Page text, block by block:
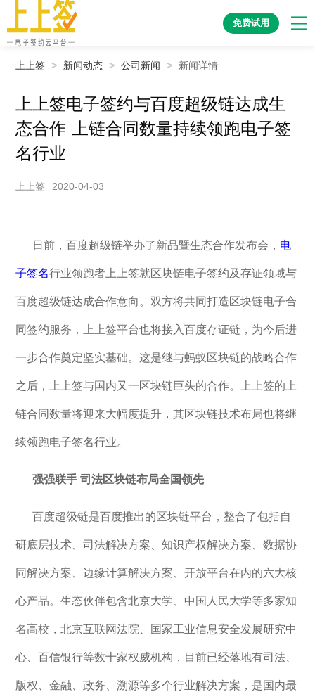
免费试用
上上签 > 新闻动态 > 公司新闻 > 新闻详情
上上签电子签约与百度超级链达成生
态合作 上链合同数量持续领跑电子签
名行业
上上签 2020-04-03
日前，百度超级链举办了新品暨生态合作发布会， 电
子签名行业领跑者上上签就区块链电子签约及存证领域与
百度超级链达成合作意向。双方将共同打造区块链电子合
同签约服务，上上签平台也将接入百度存证链，为今后进
一步合作奠定坚实基础。这是继与蚂蚁区块链的战略合作
之后，上上签与国内又一区块链巨头的合作。上上签的上
链合同数量将迎来大幅度提升，其区块链技术布局也将继
续领跑电子签名行业。
强强联手 司法区块链布局全国领先
百度超级链是百度推出的区块链平台，整合了包括自
研底层技术、司法解决方案、知识产权解决方案、数据协
同解决方案、边缘计算解决方案、开放平台在内的六大核
心产品。生态伙伴包含北京大学、中国人民大学等多家知
名高校，北京互联网法院、国家工业信息安全发展研究中
心、百信银行等数十家权威机构，目前已经落地有司法、
版权、金融、政务、溯源等多个行业解决方案，是国内最